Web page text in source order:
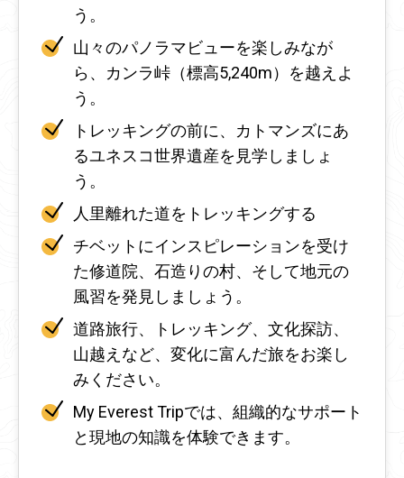
う。
山々のパノラマビューを楽しみなが
ら、カンラ峠（標高5,240m）を越えよ
う。
トレッキングの前に、カトマンズにあ
るユネスコ世界遺産を見学しましょ
う。
人里離れた道をトレッキングする
チベットにインスピレーションを受け
た修道院、石造りの村、そして地元の
風習を発見しましょう。
道路旅行、トレッキング、文化探訪、
山越えなど、変化に富んだ旅をお楽し
みください。
My Everest Tripでは、組織的なサポート
と現地の知識を体験できます。